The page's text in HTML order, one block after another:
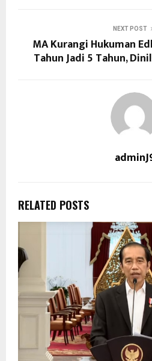
NEXT POST
MA Kurangi Hukuman
Tahun Jadi 5 Tahun,
RELATED POSTS